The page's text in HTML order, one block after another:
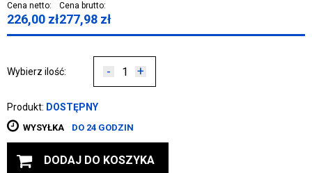
Cena netto:
226,00 zł
Cena brutto:
277,98 zł
Wybierz ilość: - +
Produkt: DOSTĘPNY
WYSYŁKA DO 24 GODZIN
DODAJ DO KOSZYKA